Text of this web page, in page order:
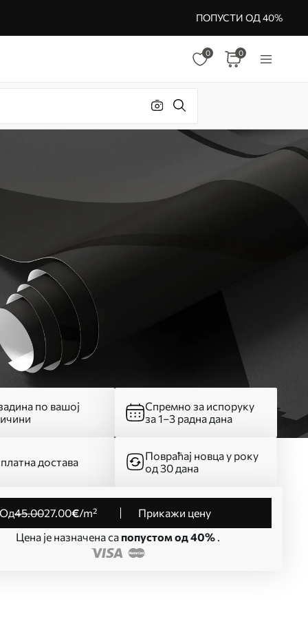
ПОПУСТИ ОД 40%
0 0
по вашој
Спремно за испоруку
за 1–3 радна дана
достава
Повраћај новца у року
од 30 дана
од45.0027.00€/m²
Прикажи цену
Цена је назначена са попустом од 40%.